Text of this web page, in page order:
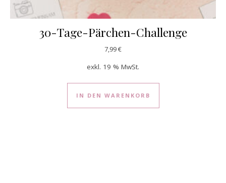
30-Tage-Pärchen-Challenge
7,99€
exkl. 19 % MwSt.
IN DEN WARENKORB